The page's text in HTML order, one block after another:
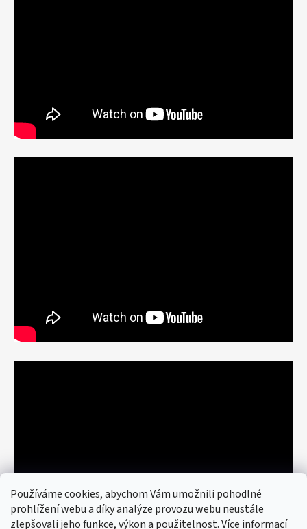
Používáme cookies, abychom Vám umožnili pohodlné
prohlížení webu a díky analýze provozu webu neustále
zlepšovali jeho funkce, výkon a použitelnost. Více informací